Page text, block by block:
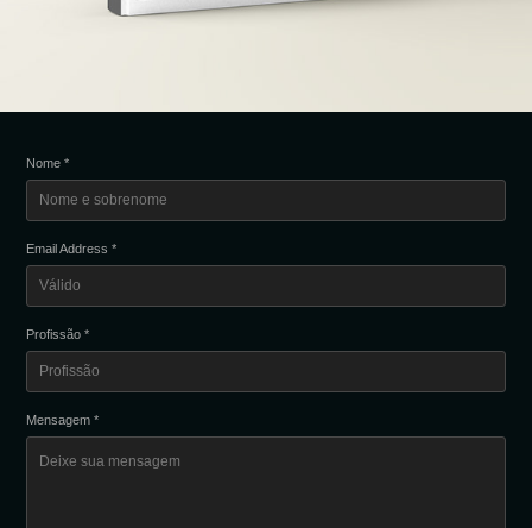
Nome *
Email Address *
Profissão *
Mensagem *